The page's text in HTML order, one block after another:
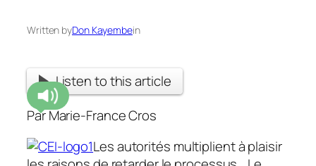
Written byDon Kayembein
Listen to this article
Par Marie-France Cros
Les autorités multiplient à plaisir